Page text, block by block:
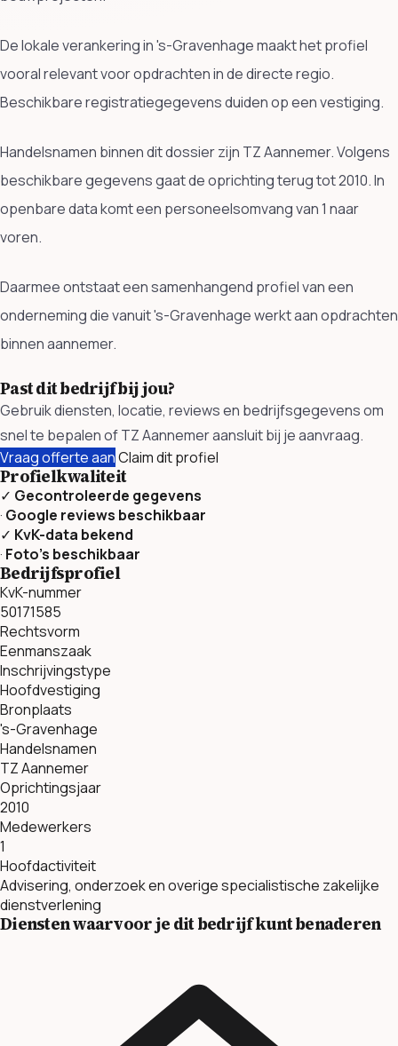
De lokale verankering in 's-Gravenhage maakt het profiel
vooral relevant voor opdrachten in de directe regio.
Beschikbare registratiegegevens duiden op een vestiging.
Handelsnamen binnen dit dossier zijn TZ Aannemer. Volgens
beschikbare gegevens gaat de oprichting terug tot 2010. In
openbare data komt een personeelsomvang van 1 naar
voren.
Daarmee ontstaat een samenhangend profiel van een
onderneming die vanuit 's-Gravenhage werkt aan opdrachten
binnen aannemer.
Past dit bedrijf bij jou?
Gebruik diensten, locatie, reviews en bedrijfsgegevens om
snel te bepalen of TZ Aannemer aansluit bij je aanvraag.
Vraag offerte aanClaim dit profiel
Profielkwaliteit
✓ Gecontroleerde gegevens
· Google reviews beschikbaar
✓ KvK-data bekend
· Foto’s beschikbaar
Bedrijfsprofiel
KvK-nummer
50171585
Rechtsvorm
Eenmanszaak
Inschrijvingstype
Hoofdvestiging
Bronplaats
's-Gravenhage
Handelsnamen
TZ Aannemer
Oprichtingsjaar
2010
Medewerkers
1
Hoofdactiviteit
Advisering, onderzoek en overige specialistische zakelijke
dienstverlening
Diensten waarvoor je dit bedrijf kunt benaderen